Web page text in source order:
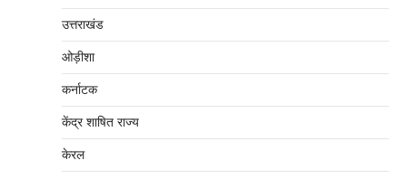
उत्तराखंड
ओड़ीशा
कर्नाटक
केंद्र शाषित राज्य
केरल